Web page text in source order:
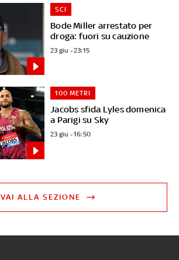
Bode Miller arrestato per
droga: fuori su cauzione
SCI
23 giu - 23:15
Jacobs sfida Lyles domenica
a Parigi su Sky
100 METRI
23 giu - 16:50
VAI ALLA SEZIONE